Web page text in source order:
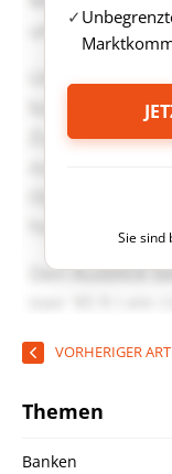
Sie sind
VORHERIGER
Themen
Banken